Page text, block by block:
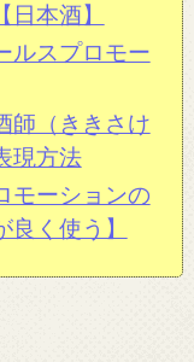
本酒】
ルスプロモー
師（ききさけ
現方法
モーションの
く使う】